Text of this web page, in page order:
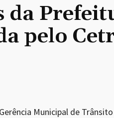
da
pelo
Municipal de